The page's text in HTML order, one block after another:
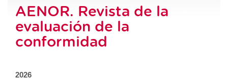
AENOR. Revista de la
evaluación de la
conformidad
2026